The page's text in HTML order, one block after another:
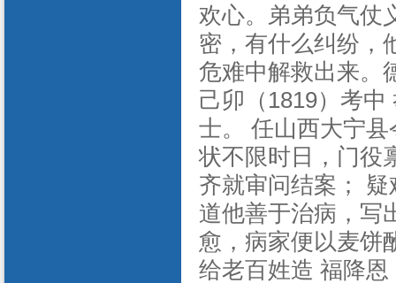
欢心。弟弟负气仗
密，有什么纠纷，
危难中解救出来。
己卯（1819）考
士。 任山西大宁
状不限时日，门役
齐就审问结案；
道他善于治病，写
愈，病家便以麦饼
给老百姓造 福降